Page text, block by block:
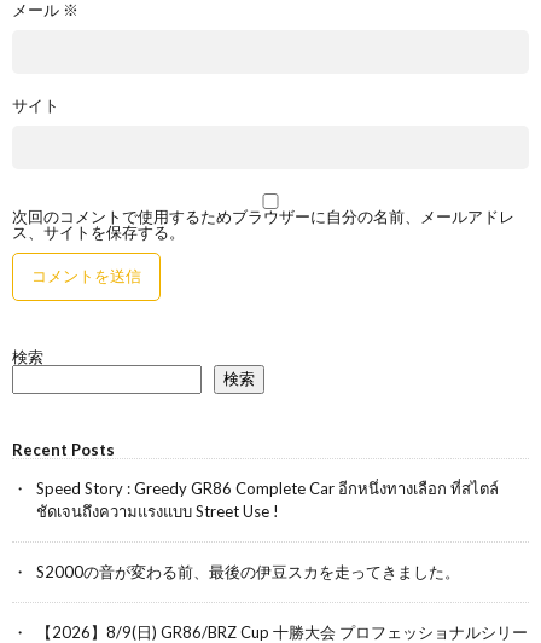
メール ※
サイト
次回のコメントで使用するためブラウザーに自分の名前、メールアドレ
ス、サイトを保存する。
検索
検索
Recent Posts
Speed Story : Greedy GR86 Complete Car อีกหนึ่งทางเลือก ที่สไตล์
ชัดเจนถึงความแรงแบบ Street Use !
S2000の音が変わる前、最後の伊豆スカを走ってきました。
【2026】8/9(日) GR86/BRZ Cup 十勝大会 プロフェッショナルシリー